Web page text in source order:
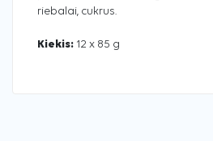
riebalai, cukrus.
Kiekis: 12 x 85 g